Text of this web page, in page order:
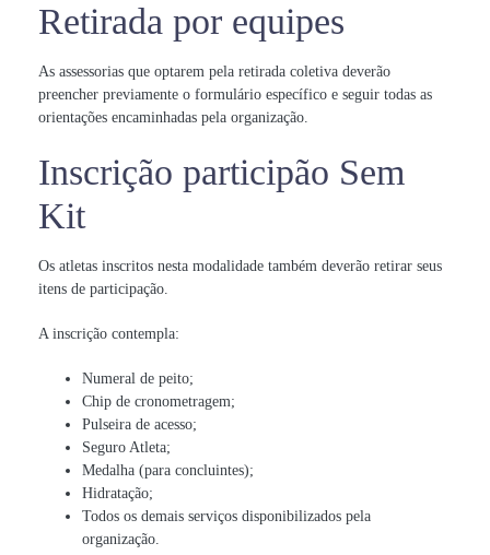
Retirada por equipes
As assessorias que optarem pela retirada coletiva deverão
preencher previamente o formulário específico e seguir todas as
orientações encaminhadas pela organização.
Inscrição participão Sem
Kit
Os atletas inscritos nesta modalidade também deverão retirar seus
itens de participação.
A inscrição contempla:
Numeral de peito;
Chip de cronometragem;
Pulseira de acesso;
Seguro Atleta;
Medalha (para concluintes);
Hidratação;
Todos os demais serviços disponibilizados pela
organização.